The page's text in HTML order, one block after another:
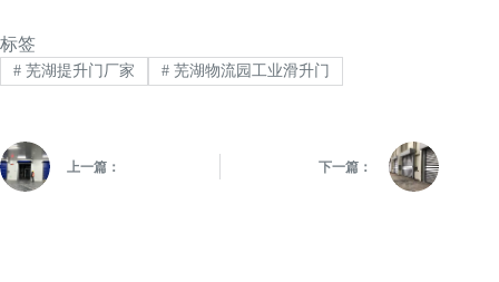
标签
#芜湖提升门厂家 #芜湖物流园工业滑升门
上一篇： 下一篇：